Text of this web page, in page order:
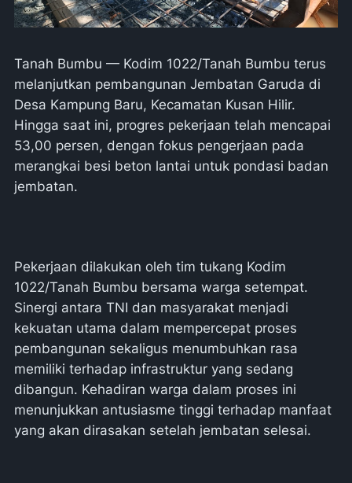
Tanah Bumbu — Kodim 1022/Tanah Bumbu terus
melanjutkan pembangunan Jembatan Garuda di
Desa Kampung Baru, Kecamatan Kusan Hilir.
Hingga saat ini, progres pekerjaan telah mencapai
53,00 persen, dengan fokus pengerjaan pada
merangkai besi beton lantai untuk pondasi badan
jembatan.
Pekerjaan dilakukan oleh tim tukang Kodim
1022/Tanah Bumbu bersama warga setempat.
Sinergi antara TNI dan masyarakat menjadi
kekuatan utama dalam mempercepat proses
pembangunan sekaligus menumbuhkan rasa
memiliki terhadap infrastruktur yang sedang
dibangun. Kehadiran warga dalam proses ini
menunjukkan antusiasme tinggi terhadap manfaat
yang akan dirasakan setelah jembatan selesai.